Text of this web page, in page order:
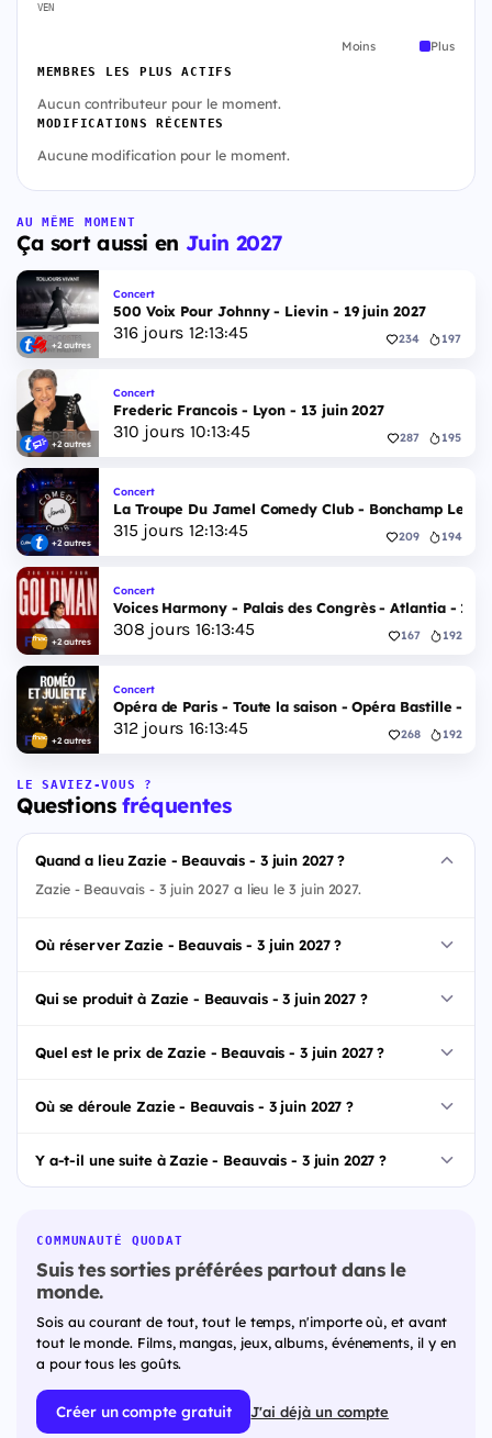
VEN
Moins Plus
MEMBRES LES PLUS ACTIFS
Aucun contributeur pour le moment.
MODIFICATIONS RÉCENTES
Aucune modification pour le moment.
AU MÊME MOMENT
Ça sort aussi en Juin 2027
+2 autres
Concert
500 Voix Pour Johnny - Lievin - 19 juin 2027
316jours 12:13:44 234 197
+2 autres
Concert
Frederic Francois - Lyon - 13 juin 2027
310 jours 10:13:44 287 195
+2 autres
Concert
La Troupe Du Jamel Comedy Club - Bonchamp Les
315 jours 12:13:44 209 194
+2 autres
Concert
Voices Harmony - Palais des Congrès - Atlantia - 12
308 jours 16:13:44 167 192
+2 autres
Concert
Opéra de Paris - Toute la saison - Opéra Bastille - 16
312jours 16:13:44 268 192
LE SAVIEZ-VOUS ?
Questionsfréquentes
Quand a lieu Zazie - Beauvais - 3 juin 2027 ?
Zazie - Beauvais - 3 juin 2027 a lieu le 3 juin 2027.
Où réserver Zazie - Beauvais - 3 juin 2027 ?
Qui se produit à Zazie - Beauvais - 3 juin 2027 ?
Quel est le prix de Zazie - Beauvais - 3 juin 2027 ?
Où se déroule Zazie - Beauvais - 3 juin 2027 ?
Y a-t-il une suite à Zazie - Beauvais - 3 juin 2027 ?
COMMUNAUTÉ QUODAT
Suis tes sorties préférées partout dans le
monde.
Sois au courant de tout, tout le temps, n'importe où, et avant
tout le monde. Films, mangas, jeux, albums, événements, il y en
a pour tous les goûts.
Créer un compte gratuit J'ai déjà un compte